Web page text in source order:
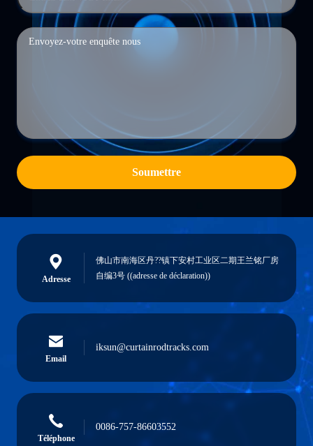
Soumettre
Adresse
佛山市南海区丹??镇下安村工业区二期王兰铭厂房
自编3号 ((adresse de déclaration))
Email
iksun@curtainrodtracks.com
Téléphone
0086-757-86603552